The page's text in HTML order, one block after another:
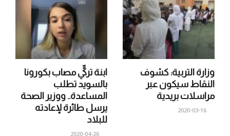
ابنة تركيٍّ مصاب بكورونا
بالسويد تطلب
المساعدة.. ووزير الصحة
يرسل طائرة لإعادته
للبلاد
2020-04-26
وزارة التربية: كشوف
النقاط سيكون عبر
مراسلات بريدية
2020-03-16